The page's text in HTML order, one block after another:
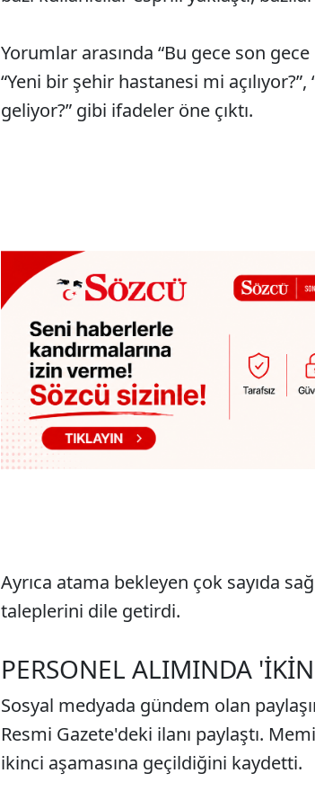
Yorumlar arasında “Bu gece son
“Yeni bir şehir hastanesi mi
geliyor?” gibi ifadeler öne çıktı.
Ayrıca atama bekleyen çok sayıda
taleplerini dile getirdi.
PERSONEL ALIMINDA
Sosyal medyada gündem olan
Resmi Gazete'deki ilanı paylaştı.
ikinci aşamasına geçildiğini kaydetti.